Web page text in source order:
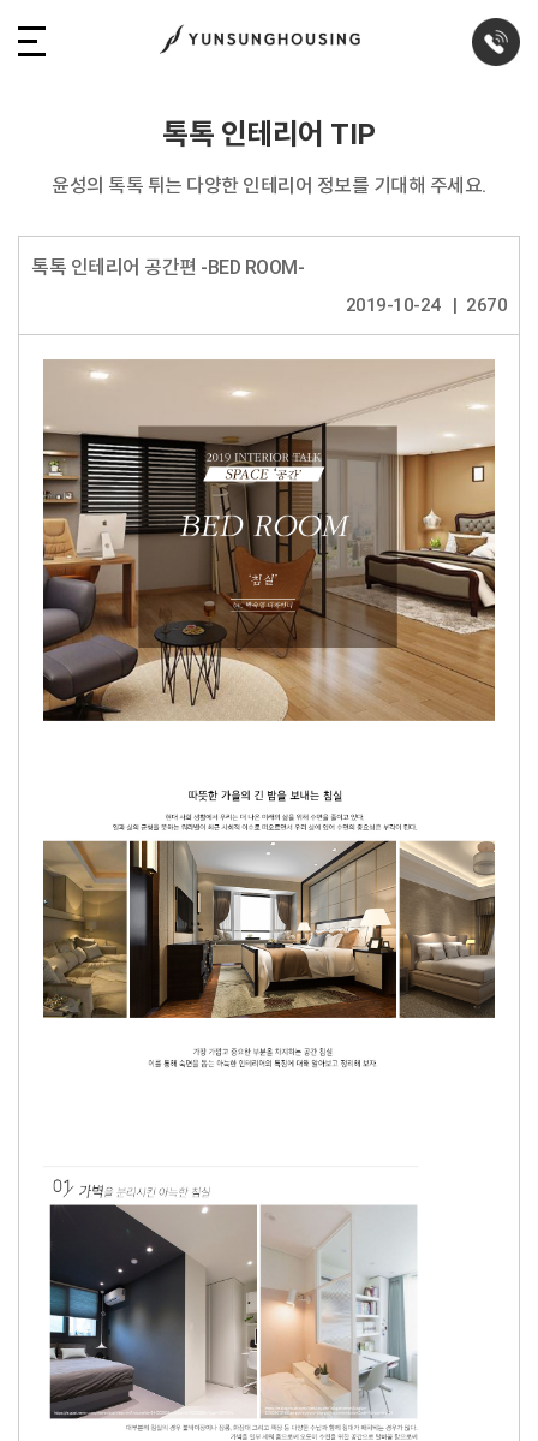
톡톡 인테리어 TIP
윤성의 톡톡 튀는 다양한 인테리어 정보를 기대해 주세요.
톡톡 인테리어 공간편 -BED ROOM-
2019-10-24 2670